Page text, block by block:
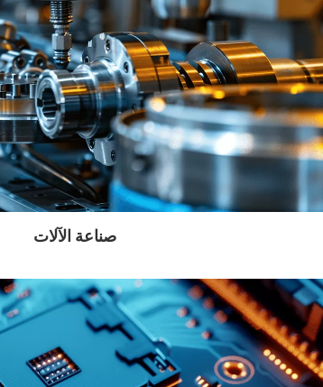
صناعة الآلات